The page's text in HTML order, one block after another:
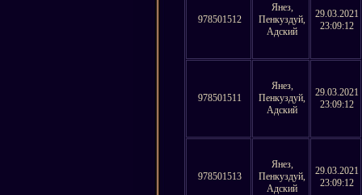
978501512
Янез,
Пенкуздуй,
Адский
29.03.2021
23:09:12
978501511
Янез,
Пенкуздуй,
Адский
29.03.2021
23:09:12
978501513
Янез,
Пенкуздуй,
Адский
29.03.2021
23:09:12